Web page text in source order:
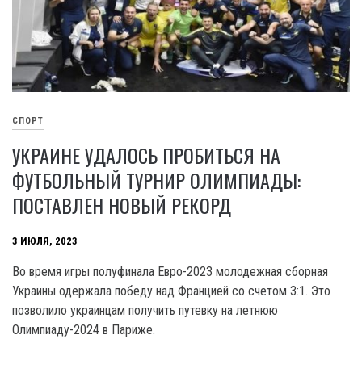
СПОРТ
УКРАИНЕ УДАЛОСЬ ПРОБИТЬСЯ НА
ФУТБОЛЬНЫЙ ТУРНИР ОЛИМПИАДЫ:
ПОСТАВЛЕН НОВЫЙ РЕКОРД
3 ИЮЛЯ, 2023
Вo время игры полуфинала Евро-2023 молодежная сборная
Украины одержала победу над Францией со счетом 3:1. Это
позволило украинцам получить путевку на летнюю
Олимпиаду-2024 в Париже.